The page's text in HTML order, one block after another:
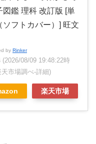
図鑑 理科 改訂版 [単
ソフトカバー）] 旺文
by Rinker
(2026/08/09 19:48:22時
天市場調べ-詳細)
楽天市場